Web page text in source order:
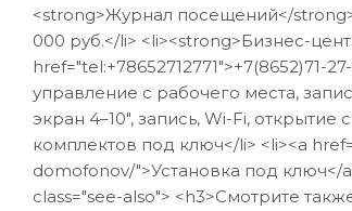
<strong>Журнал посещений</
000 руб.</li> <li><strong>Бизнес-
управление с рабочего места,
экран 4–10″, запись, Wi-Fi,
комплектов под ключ</li> <li><a
domofonov/">Установка под ключ</
class="see-also"> <h3>Смотрите